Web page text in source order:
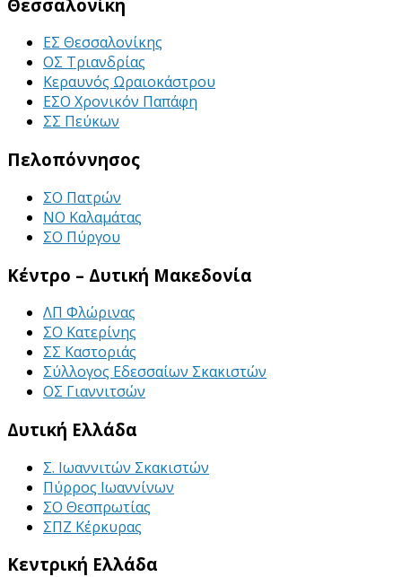
Θεσσαλονίκη
ΕΣ Θεσσαλονίκης
ΟΣ Τριανδρίας
Κεραυνός Ωραιοκάστρου
ΕΣΟ Χρονικόν Παπάφη
ΣΣ Πεύκων
Πελοπόννησος
ΣΟ Πατρών
ΝΟ Καλαμάτας
ΣΟ Πύργου
Κέντρο – Δυτική Μακεδονία
ΛΠ Φλώρινας
ΣΟ Κατερίνης
ΣΣ Καστοριάς
Σύλλογος Εδεσσαίων Σκακιστών
ΟΣ Γιαννιτσών
Δυτική Ελλάδα
Σ. Ιωαννιτών Σκακιστών
Πύρρος Ιωαννίνων
ΣΟ Θεσπρωτίας
ΣΠΖ Κέρκυρας
Κεντρική Ελλάδα